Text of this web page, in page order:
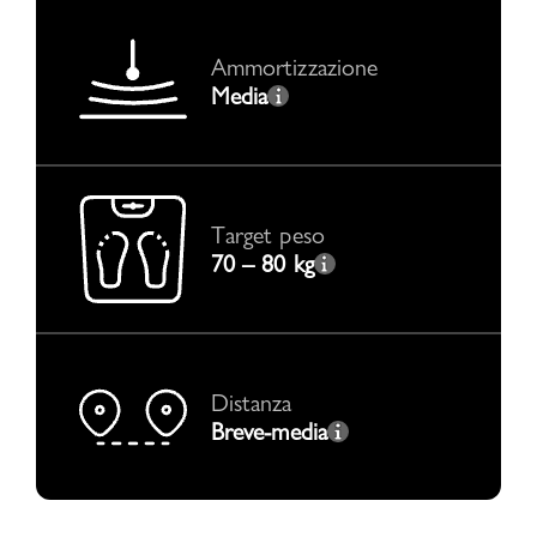
Ammortizzazione
Media
Target peso
70 – 80 kg
Distanza
Breve-media